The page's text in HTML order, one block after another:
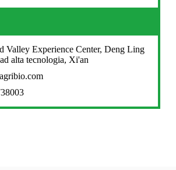
Valley Experience Center, Deng Ling
alta tecnologia, Xi'an